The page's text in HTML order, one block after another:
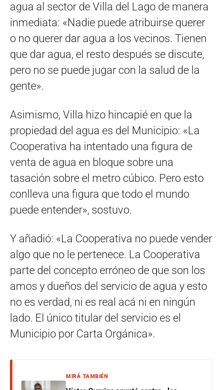
agua al sector de Villa del Lago de manera
inmediata: «Nadie puede atribuirse querer
o no querer dar agua a los vecinos. Tienen
que dar agua, el resto después se discute,
pero no se puede jugar con la salud de la
gente».
Asimismo, Villa hizo hincapié en que la
propiedad del agua es del Municipio: «La
Cooperativa ha intentado una figura de
venta de agua en bloque sobre una
tasación sobre el metro cúbico. Pero esto
conlleva una figura que todo el mundo
puede entender», sostuvo.
Y añadió: «La Cooperativa no puede vender
algo que no le pertenece. La Cooperativa
parte del concepto erróneo de que son los
amos y dueños del servicio de agua y esto
no es verdad, ni es real acá ni en ningún
lado. El único titular del servicio es el
Municipio por Carta Orgánica».
MIRÁ TAMBIÉN